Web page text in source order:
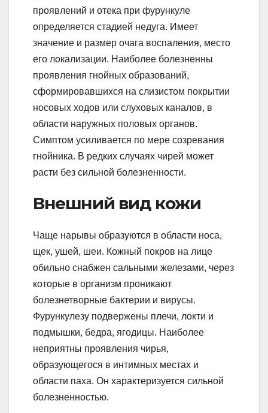
проявлений и отека при фурункуле
определяется стадией недуга. Имеет
значение и размер очага воспаления, место
его локализации. Наиболее болезненны
проявления гнойных образований,
сформировавшихся на слизистом покрытии
носовых ходов или слуховых каналов, в
области наружных половых органов.
Симптом усиливается по мере созревания
гнойника. В редких случаях чирей может
расти без сильной болезненности.
Внешний вид кожи
Чаще нарывы образуются в области носа,
щек, ушей, шеи. Кожный покров на лице
обильно снабжен сальными железами, через
которые в организм проникают
болезнетворные бактерии и вирусы.
Фурункулезу подвержены плечи, локти и
подмышки, бедра, ягодицы. Наиболее
неприятны проявления чирья,
образующегося в интимных местах и
области паха. Он характеризуется сильной
болезненностью.